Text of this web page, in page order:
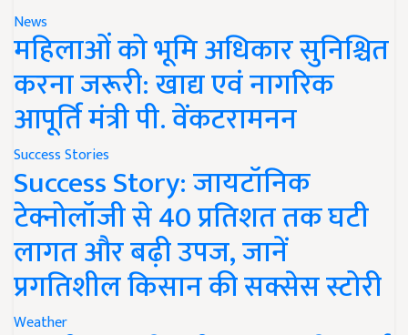
News
महिलाओं को भूमि अधिकार सुनिश्चित
करना जरूरी: खाद्य एवं नागरिक
आपूर्ति मंत्री पी. वेंकटरामनन
Success Stories
Success Story: जायटॉनिक
टेक्नोलॉजी से 40 प्रतिशत तक घटी
लागत और बढ़ी उपज, जानें
प्रगतिशील किसान की सक्सेस स्टोरी
Weather